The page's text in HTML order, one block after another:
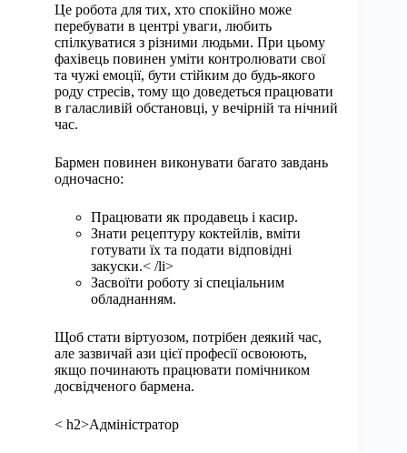
Це робота для тих, хто спокійно може
перебувати в центрі уваги, любить
спілкуватися з різними людьми. При цьому
фахівець повинен уміти контролювати свої
та чужі емоції, бути стійким до будь-якого
роду стресів, тому що доведеться працювати
в галасливій обстановці, у вечірній та нічний
час.
Бармен повинен виконувати багато завдань
одночасно:
Працювати як продавець і касир.
Знати рецептуру коктейлів, вміти
готувати їх та подати відповідні
закуски.< /li>
Засвоїти роботу зі спеціальним
обладнанням.
Щоб стати віртуозом, потрібен деякий час,
але зазвичай ази цієї професії освоюють,
якщо починають працювати помічником
досвідченого бармена.
< h2>Адміністратор